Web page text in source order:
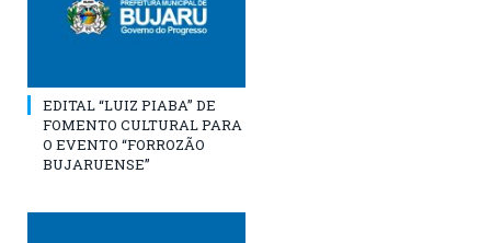
EDITAL “LUIZ PIABA” DE
FOMENTO CULTURAL PARA
O EVENTO “FORROZÃO
BUJARUENSE”